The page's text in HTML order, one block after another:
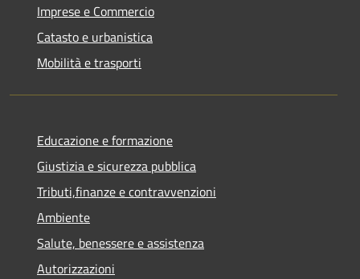
Imprese e Commercio
Catasto e urbanistica
Mobilità e trasporti
Educazione e formazione
Giustizia e sicurezza pubblica
Tributi,finanze e contravvenzioni
Ambiente
Salute, benessere e assistenza
Autorizzazioni